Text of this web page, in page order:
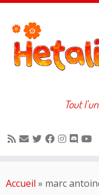
au
Tout
Accueil » marc